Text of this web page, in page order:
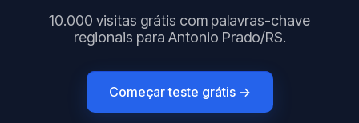
10.000 visitas grátis com palavras-chave
regionais para Antonio Prado/RS.
Começar teste grátis →